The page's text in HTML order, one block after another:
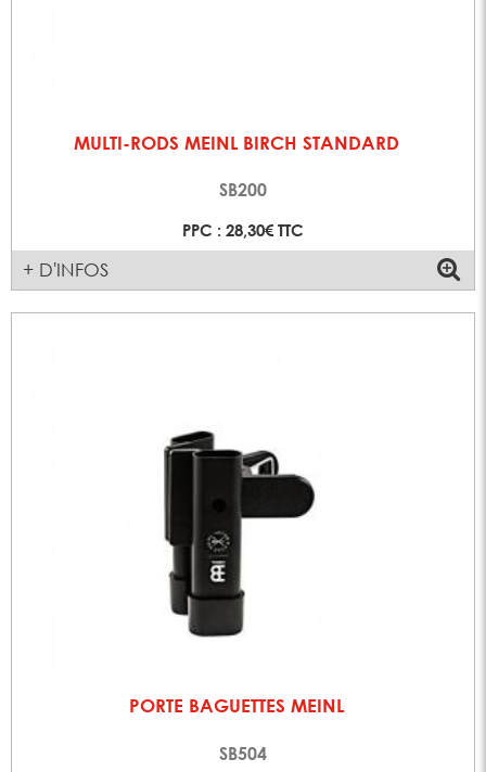
MULTI-RODS MEINL BIRCH STANDARD
SB200
PPC : 28,30€ TTC
+ D'INFOS
PORTE BAGUETTES MEINL
SB504